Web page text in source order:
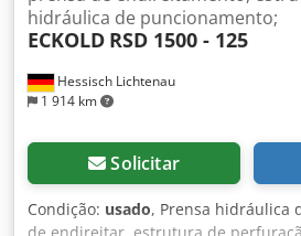
Hessisch Lichtenau
1 914 km
hidráulica de puncionamento;
ECKOLD RSD 1500 - 125
Solicitar
Condição: usado, Prensa hidráulica